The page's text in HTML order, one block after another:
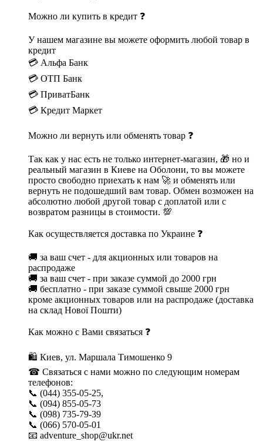
Можно ли купить в кредит ❓
У нашем магазине вы можете оформить любой товар в
кредит
💳 Альфа Банк
💳 ОТП Банк
💳 ПриватБанк
💳 Кредит Маркет
Можно ли вернуть или обменять товар ❓
Так как у нас есть не только интернет-магазин, 🎁 но и
реальный магазин в Киеве на Оболони, то вы можете
просто свободно приехать к нам 🚀 и обменять или
вернуть не подошедший вам товар. Обмен возможен на
абсолютно любой другой товар с доплатой или с
возвратом разницы в стоимости. 💯
Как осуществляется доставка по Украине ❓
🚚 за ваш счет - для акционных или товаров на
распродаже
🚚 за ваш счет - при заказе суммой до 2000 грн
🚚 бесплатно - при заказе суммой свыше 2000 грн
кроме акционных товаров или на распродаже (доставка
на склад Нової Пошти)
Как можно с Вами связаться ❓
🛍 Киев, ул. Маршала Тимошенко 9
☎ Связаться с нами можно по следующим номерам
телефонов:
📞 (044) 355-05-25,
📞 (094) 855-05-73
📞 (098) 735-79-39
📞 (066) 570-05-01
📧 adventure_shop@ukr.net